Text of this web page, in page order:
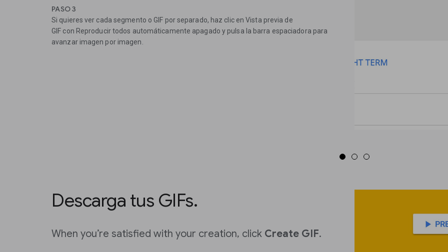
PASO 3
Si quieres ver cada segmento o GIF por separado, haz clic en Vista previa de
GIF con Reproducir todos automáticamente apagado y pulsa la barra espaciadora para
avanzar imagen por imagen.
Descarga tus GIFs.
When you’re satisfied with your creation, click Create GIF.